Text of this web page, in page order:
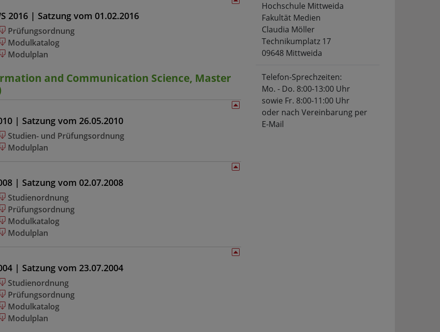
2016 | Satzung vom 01.02.2016
Prüfungsordnung
Modulkatalog
Modulplan
and Communication Science, Master
| Satzung vom 26.05.2010
Studien- und Prüfungsordnung
Modulplan
| Satzung vom 02.07.2008
Studienordnung
Prüfungsordnung
Modulkatalog
Modulplan
| Satzung vom 23.07.2004
Studienordnung
Prüfungsordnung
Modulkatalog
Modulplan
Hochschule Mittweida
Fakultät Medien
Claudia Möller
Technikumplatz 17
09648 Mittweida
Telefon-Sprechzeiten:
Mo. - Do. 8:00-13:00 Uhr
sowie Fr. 8:00-11:00 Uhr
oder nach Vereinbarung per
E-Mail